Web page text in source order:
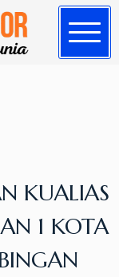
KUALIAS
1 KOTA